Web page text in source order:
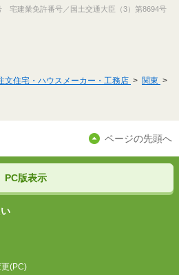
宅建業免許番号／国土交通大臣（3）第8694号
文住宅・ハウスメーカー・工務店
関東
ページの先頭へ
PC版表示
(PC)